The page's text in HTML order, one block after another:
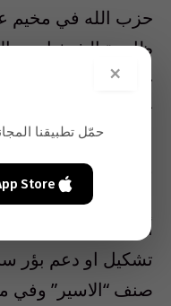
حزب الله في مخيم
ظاهرة الشيخ احمد
حولها من ابناء صيدا،
تمددها نحو مخيم عين
وان كان ما يقلق
الاسلاميين في
أنهم يتنافسون على
تشكيل او دعم بؤر
صنف “الاسير” وفي
×
حمّل تطبيقنا
Store